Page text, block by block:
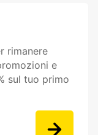
rimanere
e
sul tuo primo